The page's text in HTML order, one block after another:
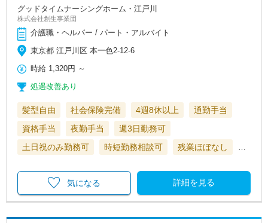
グッドタイムナーシングホーム・江戸川
株式会社創生事業団
介護職・ヘルパー / パート・アルバイト
東京都 江戸川区 本一色2-12-6
時給 1,320円 ～
処遇改善あり
髪型自由 社会保険完備 4週8休以上
通勤手当
資格手当
夜勤手当
週3日勤務可
土日祝のみ勤務可
時短勤務相談可 残業ほぼなし
詳細を見る
気になる